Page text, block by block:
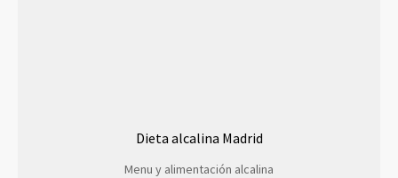
Dieta alcalina Madrid
Menu y alimentación alcalina